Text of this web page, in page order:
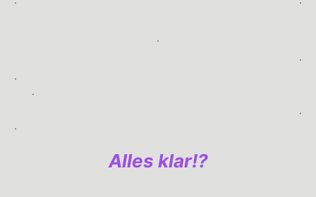
.
.
.
.
.
.
Alles klar!?